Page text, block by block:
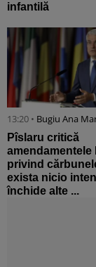
infantilă
13:20 • Bugiu ⁠Ana
Pîslaru critică
amendamentele
privind
exista nicio
închide alte ...